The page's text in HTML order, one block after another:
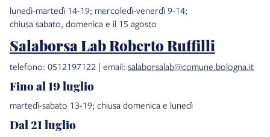
lunedì-martedì 14-19; mercoledì-venerdì 9-14;
chiusa sabato, domenica e il 15 agosto
Salaborsa Lab Roberto Ruffilli
telefono: 0512197122 | email: salaborsalab@comune.bologna.it
Fino al 19 luglio
martedì-sabato 13-19; chiusa domenica e lunedì
Dal 21 luglio